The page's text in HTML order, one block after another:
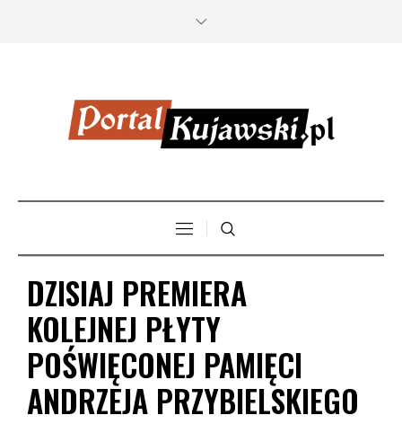
DZISIAJ PREMIERA
KOLEJNEJ PŁYTY
POŚWIĘCONEJ PAMIĘCI
ANDRZEJA PRZYBIELSKIEGO